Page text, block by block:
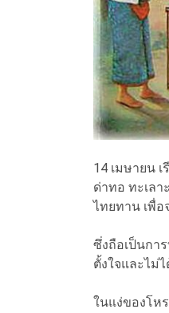
14 เมษายน เ
ด่าทอ ทะเล
ไทยทาน เพื่
ซึ่งถือเป็นกา
ตั้งใจและไม่
ในแง่ของโห